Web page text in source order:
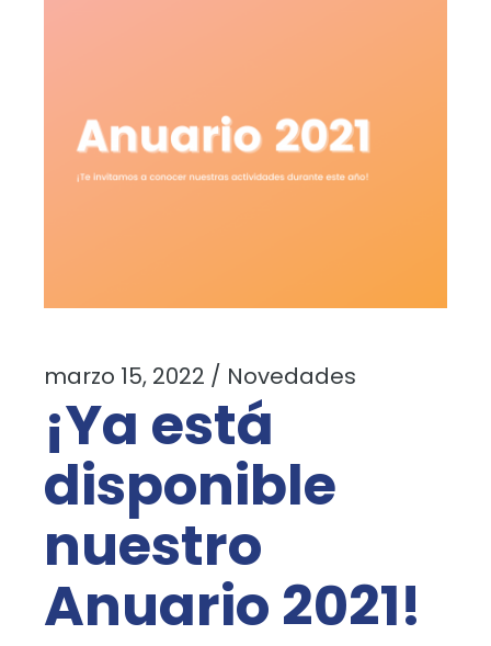
marzo 15, 2022 Novedades
¡Ya está
disponible
nuestro
Anuario 2021!